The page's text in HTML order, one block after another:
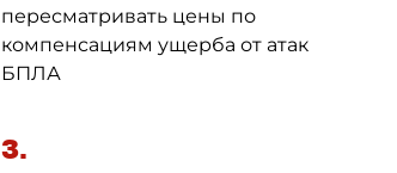
пересматривать цены по
компенсациям ущерба от атак
БПЛА
3.